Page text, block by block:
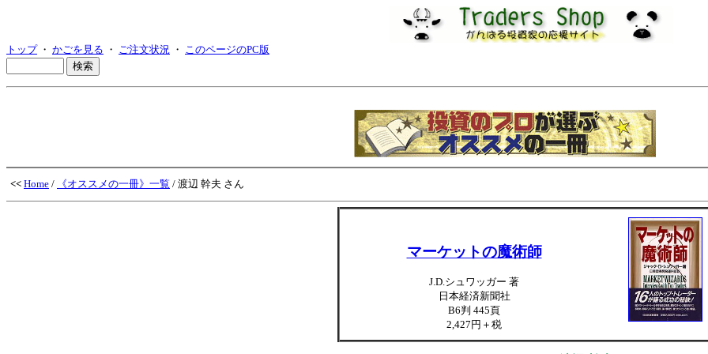
トップ・ かごを見る ・ ご注文状況 ・ このページのPC版
<< Home / 《オススメの一冊》一覧 / 渡辺 幹夫 さん
マーケットの魔術師
J.D.シュワッガー 著
日本経済新聞社
B6判 445頁
2,427円＋税